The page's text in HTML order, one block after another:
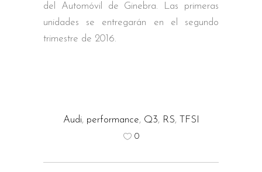
del Automóvil de Ginebra. Las primeras
unidades se entregarán en el segundo
trimestre de 2016.
Audi, performance, Q3, RS, TFSI
0